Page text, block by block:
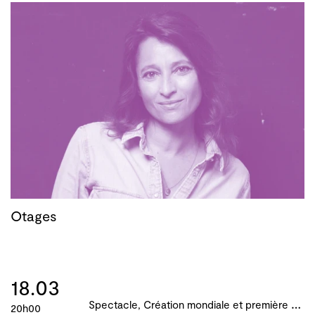
Otages
18.03
20h00 S
pectacle, Création mondiale et première française, B!ME 2024